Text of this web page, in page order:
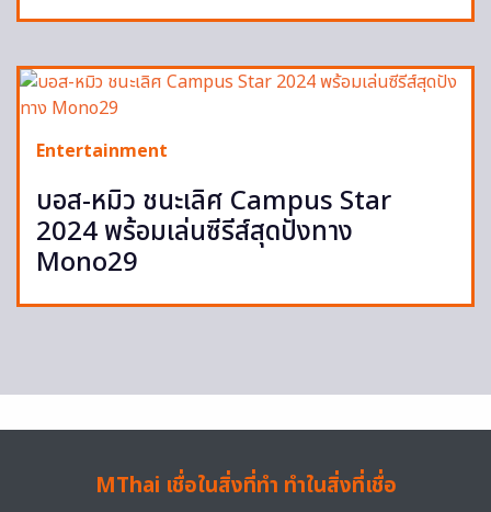
Entertainment
บอส-หมิว ชนะเลิศ Campus Star
2024 พร้อมเล่นซีรีส์สุดปังทาง
Mono29
MThai เชื่อในสิ่งที่ทำ ทำในสิ่งที่เชื่อ